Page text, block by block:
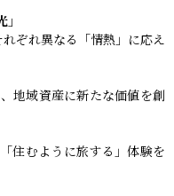
ぞれ異なる「情熱」に応え
地域資産に新たな価値を創
住むように旅する」体験を